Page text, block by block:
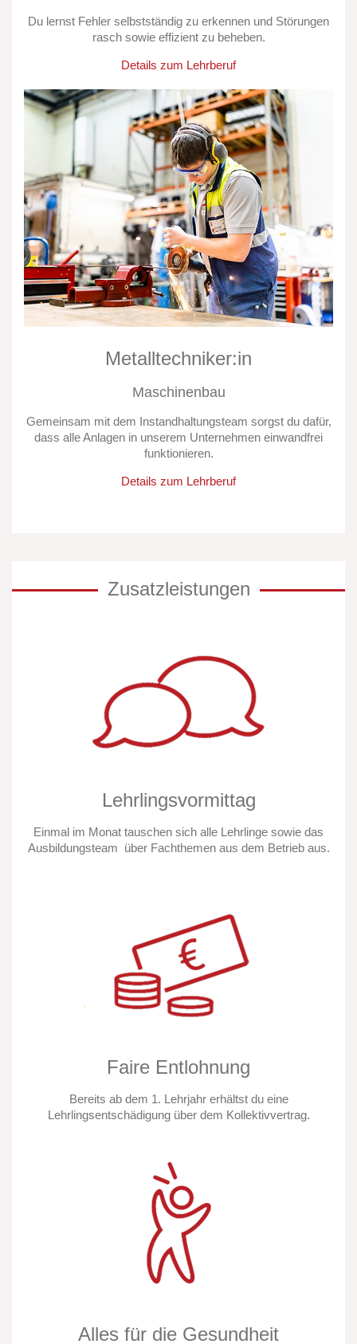
Du lernst Fehler selbstständig zu erkennen und Störungen
rasch sowie effizient zu beheben.
Details zum Lehrberuf
Metalltechniker:in
Maschinenbau
Gemeinsam mit dem Instandhaltungsteam sorgst du dafür,
dass alle Anlagen in unserem Unternehmen einwandfrei
funktionieren.
Details zum Lehrberuf
Zusatzleistungen
Lehrlingsvormittag
Einmal im Monat tauschen sich alle Lehrlinge sowie das
Ausbildungsteam über Fachthemen aus dem Betrieb aus.
Faire Entlohnung
Bereits ab dem 1. Lehrjahr erhältst du eine
Lehrlingsentschädigung über dem Kollektivvertrag.
Alles für die Gesundheit